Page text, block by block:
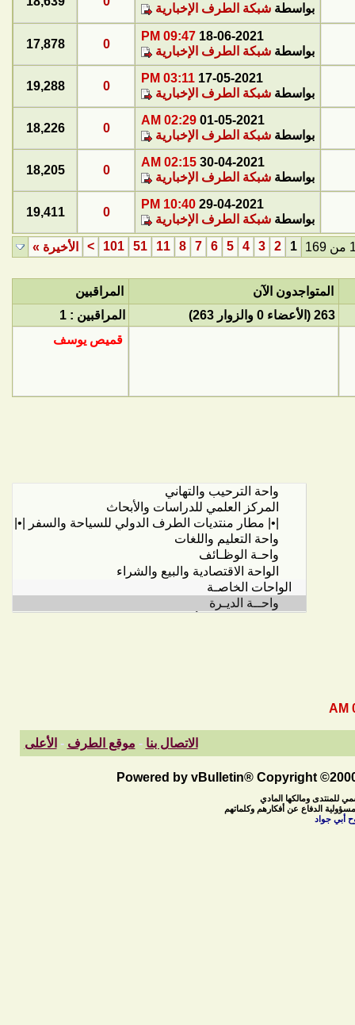
بواسطة شبكة الطرف الإخبارية
18-06-2021
09:47 PM
بواسطة شبكة الطرف الإخبارية
0
17,878
17-05-2021
03:11 PM
بواسطة شبكة الطرف الإخبارية
0
19,288
01-05-2021
02:29 AM
بواسطة شبكة الطرف الإخبارية
0
18,226
30-04-2021
02:15 AM
بواسطة شبكة الطرف الإخبارية
0
18,205
29-04-2021
10:40 PM
بواسطة شبكة الطرف الإخبارية
0
19,411
1
2
3
4
5
6
7
8
11
51
101
> الأخيرة »
المتواجدون الآن
المراقبين
263 (الأعضاء 0 والزوار 263)
المراقبين : 1
قميص يوسف
الاتصال بنا - موقع الطرف - الأعلى
Powered by vBulletin® Copyright
للمنتدى ومالكها المادي
الدفاع عن أفكارهم وكلماتهم
أبي جواد